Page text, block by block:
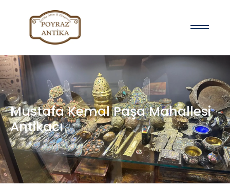
Mustafa Kemal Paşa Mahallesi
Antikacı